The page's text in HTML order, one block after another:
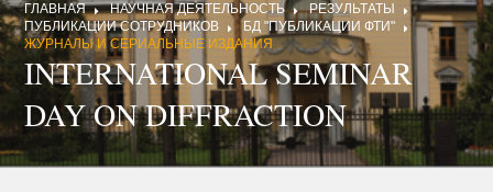
ГЛАВНАЯ НАУЧНАЯ ДЕЯТЕЛЬНОСТЬ
РЕЗУЛЬТАТЫ
ПУБЛИКАЦИИ СОТРУДНИКОВ
БД "ПУБЛИКАЦИИ ФТИ"
ЖУРНАЛЫ И СЕРИАЛЬНЫЕ ИЗДАНИЯ
INTERNATIONAL SEMINAR
DAY ON DIFFRACTION